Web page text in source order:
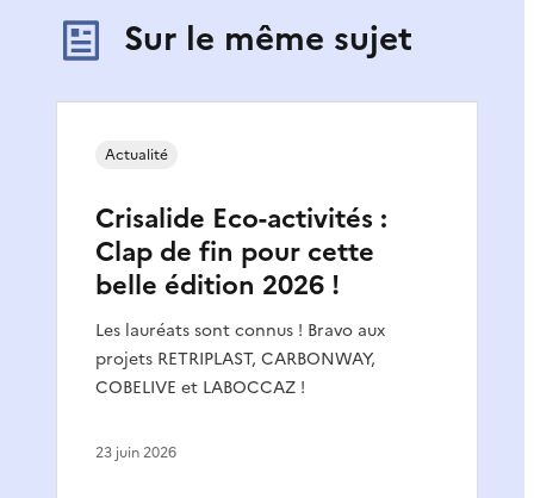
Sur le même sujet
Crisalide Eco-activités :
Clap de fin pour cette
belle édition 2026 !
Les lauréats sont connus ! Bravo aux
projets RETRIPLAST, CARBONWAY,
COBELIVE et LABOCCAZ !
Actualité
23 juin 2026